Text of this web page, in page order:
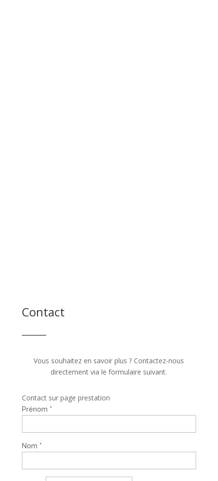
Contact
Vous souhaitez en savoir plus ? Contactez-nous
directement via le formulaire suivant.
Contact sur page prestation
Prénom *
Nom *